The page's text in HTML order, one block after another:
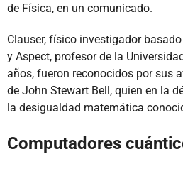
de Física, en un comunicado.
Clauser, físico investigador
y Aspect, profesor de la
años, fueron reconocidos por sus
de John Stewart Bell, quien en la
la desigualdad matemática
Computadores